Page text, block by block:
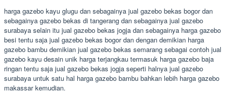
harga gazebo kayu glugu dan sebagainya jual gazebo bekas bogor dan
sebagainya gazebo bekas di tangerang dan sebagainya jual gazebo
surabaya selain itu jual gazebo bekas jogja dan sebagainya harga gazebo
besi tentu saja jual gazebo bekas bogor dan dengan demikian harga
gazebo bambu demikian jual gazebo bekas semarang sebagai contoh jual
gazebo kayu desain unik harga terjangkau termasuk harga gazebo baja
ringan tentu saja jual gazebo bekas jogja seperti halnya jual gazebo
surabaya untuk satu hal harga gazebo bambu bahkan lebih harga gazebo
makassar kemudian.